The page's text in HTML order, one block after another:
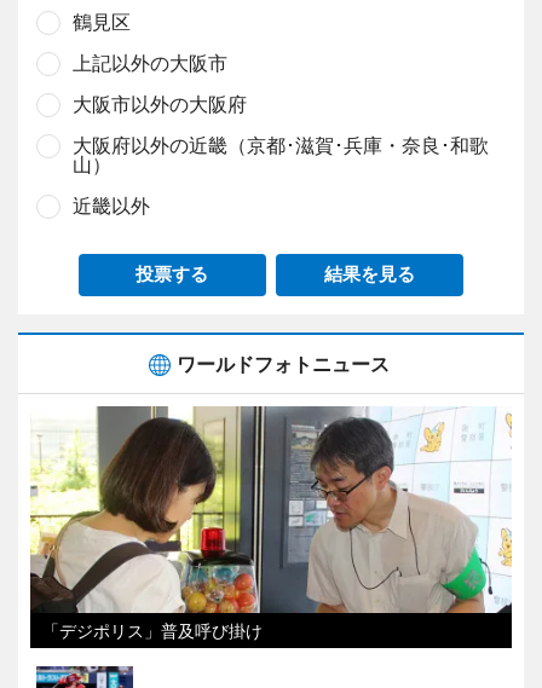
鶴見区
上記以外の大阪市
大阪市以外の大阪府
大阪府以外の近畿（京都･滋賀･兵庫・奈良･和歌
山）
近畿以外
投票する 結果を見る
ワールドフォトニュース
「デジポリス」普及呼び掛け